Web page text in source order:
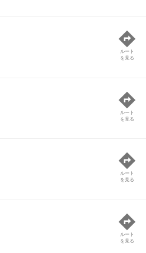
ルート
を見る
ルート
を見る
ルート
を見る
ルート
を見る